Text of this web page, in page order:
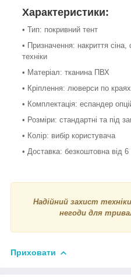
Характеристики:
• Тип: покривний тент
• Призначення: накриття сіна,
техніки
• Матеріал: тканина ПВХ
• Кріплення: люверси по краях
• Комплектація: еспандер
• Розміри: стандартні та під
• Колір: вибір користувача
• Доставка: безкоштовна від 6
Надійний захист
негоди для
Приховати